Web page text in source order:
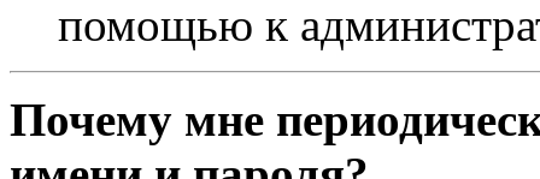
помощью к
Почему мне